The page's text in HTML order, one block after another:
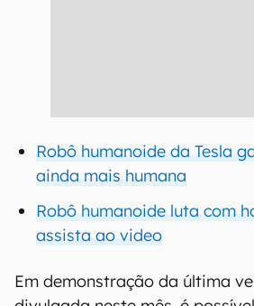
Robô humanoide da Tesla
ainda mais humana
Robô humanoide luta com
assista ao video
Em demonstração da última